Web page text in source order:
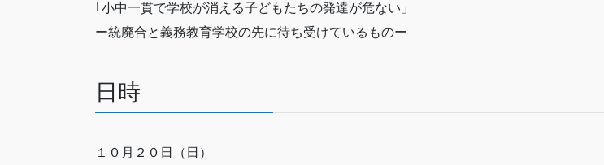
｢小中一貫で学校が消える子どもたちの発達が危ない」
ー統廃合と義務教育学校の先に待ち受けているものー
日時
１０月２０日（日）